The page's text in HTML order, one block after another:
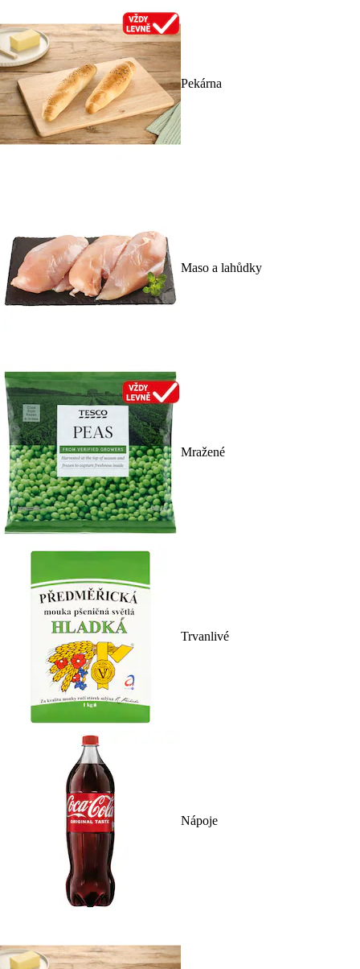
Pekárna
Maso a lahůdky
Mražené
Trvanlivé
Nápoje